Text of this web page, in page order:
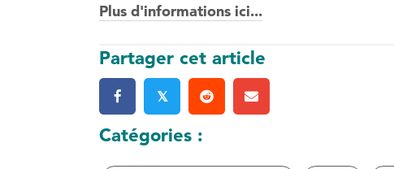
Plus d'informations ici...
Partager cet article
𝕏
Catégories :